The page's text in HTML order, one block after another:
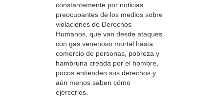
constantemente por noticias
preocupantes de los medios sobre
violaciones de Derechos
Humanos, que van desde ataques
con gas venenoso mortal hasta
comercio de personas, pobreza y
hambruna creada por el hombre,
pocos entienden sus derechos y
aún menos saben cómo
ejercerlos.